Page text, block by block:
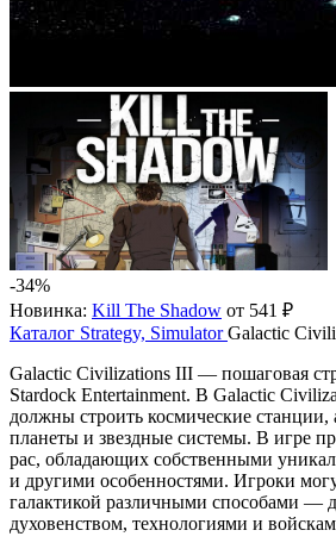
-34%
Новинка: Kill The Shadow от 541 ₽
Каталог Strategy, Simulator Galactic
Galactic Civilizations III — пошаговая
Stardock Entertainment. В Galactic
должны строить космические станции,
планеты и звездные системы. В игре
рас, обладающих собственными
и другими особенностями. Игроки
галактикой различными способами —
духовенством, технологиями и